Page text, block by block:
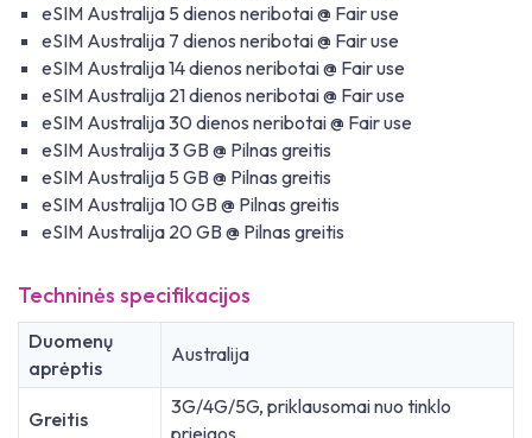
eSIM Australija 5 dienos neribotai @ Fair use
eSIM Australija 7 dienos neribotai @ Fair use
eSIM Australija 14 dienos neribotai @ Fair use
eSIM Australija 21 dienos neribotai @ Fair use
eSIM Australija 30 dienos neribotai @ Fair use
eSIM Australija 3 GB @ Pilnas greitis
eSIM Australija 5 GB @ Pilnas greitis
eSIM Australija 10 GB @ Pilnas greitis
eSIM Australija 20 GB @ Pilnas greitis
Techninės specifikacijos
Duomenų
aprėptis
Australija
Greitis
3G/4G/5G, priklausomai nuo tinklo